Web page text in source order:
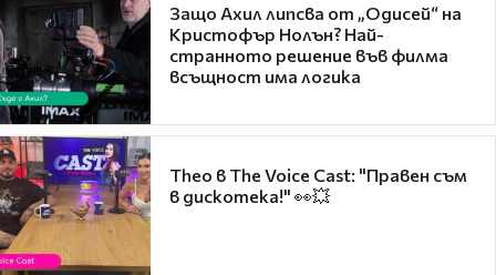
Защо Ахил липсва от „Одисей“ на
Кристофър Нолън? Най-
странното решение във филма
всъщност има логика
Theo в The Voice Cast: "Правен съм
в дискотека!" 👀💥